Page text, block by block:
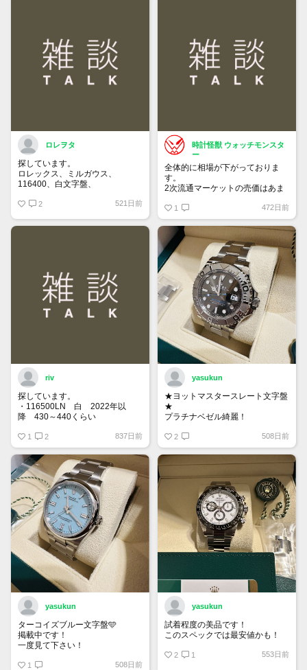
10000株→6330万円
買って①年間所有するだけで
株価が下がっても、上がっても
ロレヲタ
探しています。
ロレックス、ミルガウス、
116400、白文字盤、
付属品は完備の状態を希望しま
お値段140万～170万位でよろし
2 521日前
時計怪獣 ウォッチモンスタ
ー
全体的に相場が下がっておりま
す。
2次流通マーケットの売価はあま
すが、6桁スポーツはじめ、ドレ
ス系も思っている10％は下にな
っていると思います。
1 472日前
riv
探しています。
・116500LN 白 2022年以
降 430～440くらい
式 120くらい
もし売却を検討している方がいま
したら、お声がけ頂けたら幸いで
す。
1 2 837日前
yasukun
★ヨットマスタースレート文字盤
★
プラチナベゼル綺麗！
2 508日前
yasukun
ターコイズブルー文字盤🩵
掲載中です！
一度見て下さい！
1 508日前
yasukun
試着程度の美品です！
このスペックでは最安値かも！
2 1 553日前